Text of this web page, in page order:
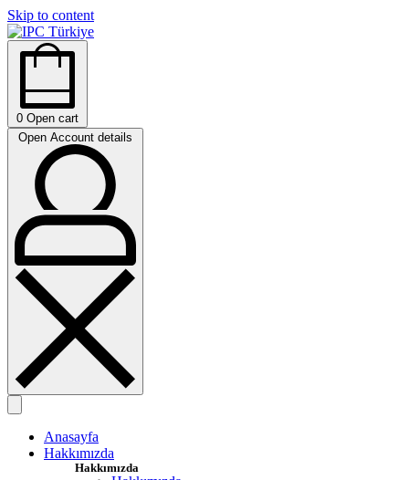
Skip to content
0 Open cart
Open Account details
Anasayfa
Hakkımızda
Hakkımızda